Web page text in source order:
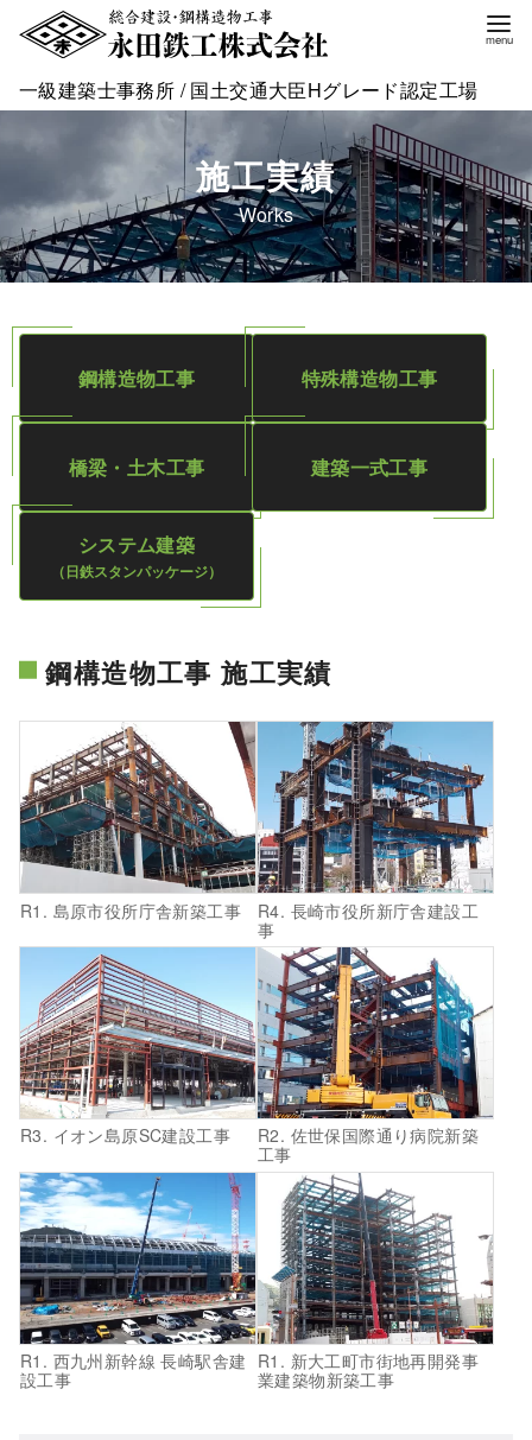
一級建築士事務所 / 国土交通大臣Hグレード認定工場
施工実績
Works
鋼構造物工事 特殊構造物工事
橋梁・土木工事 建築一式工事
システム建築
（日鉄スタンパッケージ）
鋼構造物工事 施工実績
R1. 島原市役所庁舎新築工事
R4. 長崎市役所新庁舎建設工
事
R3. イオン島原SC建設工事
R2. 佐世保国際通り病院新築
工事
R1. 西九州新幹線 長崎駅舎建
設工事
R1. 新大工町市街地再開発事
業建築物新築工事